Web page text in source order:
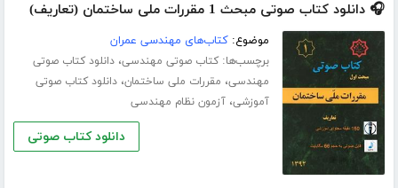
🎧 دانلود کتاب صوتی مبحث 1 مقررات ملی ساختمان (تعاریف)
موضوع:کتاب‌های مهندسی عمران
برچسب‌ها:کتاب صوتی مهندسی،دانلود کتاب صوتی
مهندسی، مقررات ملی ساختمان،دانلود کتاب صوتی
آموزشی،آزمون نظام مهندسی
دانلود کتاب صوتی